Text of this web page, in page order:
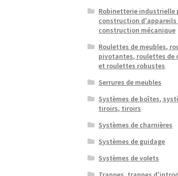
Robinetterie industrielle
construction d'appareils
construction mécanique
Roulettes de meubles,
pivotantes, roulettes de
et roulettes robustes
Serrures de meubles
Systèmes de boîtes,
tiroirs, tiroirs
Systèmes de charnières
Systèmes de guidage
Systèmes de volets